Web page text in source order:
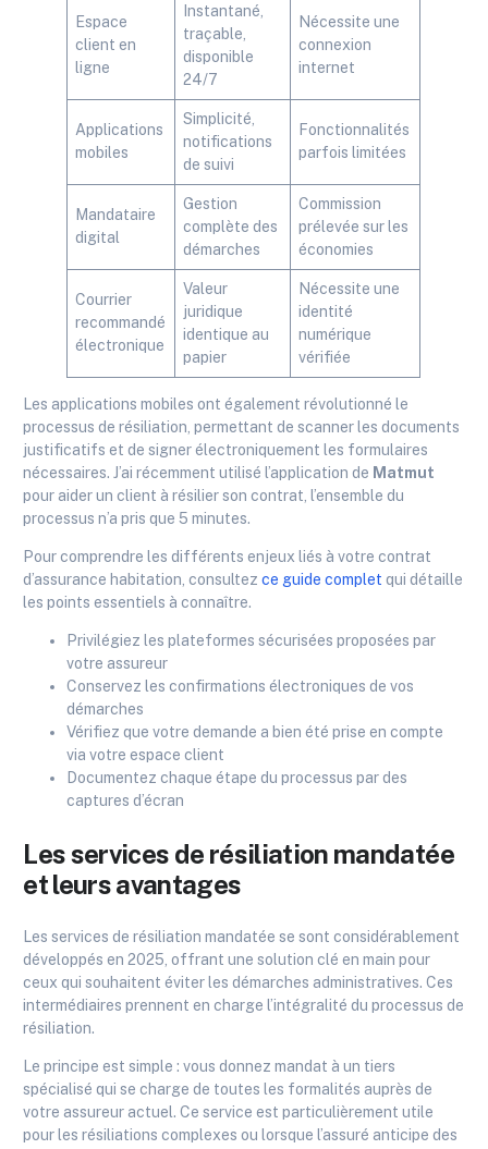
Espace
client en
ligne
Instantané,
traçable,
disponible
24/7
Nécessite une
connexion
internet
Applications
mobiles
Simplicité,
notifications
de suivi
Fonctionnalités
parfois limitées
Mandataire
digital
Gestion
complète des
démarches
Commission
prélevée sur les
économies
Courrier
recommandé
électronique
Valeur
juridique
identique au
papier
Nécessite une
identité
numérique
vérifiée
Les applications mobiles ont également révolutionné le
processus de résiliation, permettant de scanner les documents
justificatifs et de signer électroniquement les formulaires
nécessaires. J’ai récemment utilisé l’application de Matmut
pour aider un client à résilier son contrat, l’ensemble du
processus n’a pris que 5 minutes.
Pour comprendre les différents enjeux liés à votre contrat
d’assurance habitation, consultezce guide complet qui détaille
les points essentiels à connaître.
Privilégiez les plateformes sécurisées proposées par
votre assureur
Conservez les confirmations électroniques de vos
démarches
Vérifiez que votre demande a bien été prise en compte
via votre espace client
Documentez chaque étape du processus par des
captures d’écran
Les services de résiliation mandatée
et leurs avantages
Les services de résiliation mandatée se sont considérablement
développés en 2025, offrant une solution clé en main pour
ceux qui souhaitent éviter les démarches administratives. Ces
intermédiaires prennent en charge l’intégralité du processus de
résiliation.
Le principe est simple : vous donnez mandat à un tiers
spécialisé qui se charge de toutes les formalités auprès de
votre assureur actuel. Ce service est particulièrement utile
pour les résiliations complexes ou lorsque l’assuré anticipe des